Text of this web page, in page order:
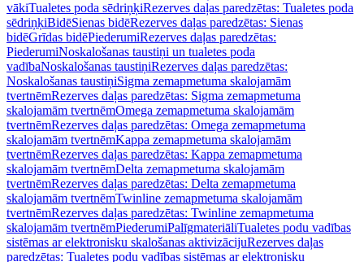
vākiTualetes poda sēdriņķiRezerves daļas paredzētas: Tualetes poda
sēdriņķiBidēSienas bidēRezerves daļas paredzētas: Sienas
bidēGrīdas bidēPiederumiRezerves daļas paredzētas:
PiederumiNoskalošanas taustiņi un tualetes poda
vadībaNoskalošanas taustiņiRezerves daļas paredzētas:
Noskalošanas taustiņiSigma zemapmetuma skalojamām
tvertnēmRezerves daļas paredzētas: Sigma zemapmetuma
skalojamām tvertnēmOmega zemapmetuma skalojamām
tvertnēmRezerves daļas paredzētas: Omega zemapmetuma
skalojamām tvertnēmKappa zemapmetuma skalojamām
tvertnēmRezerves daļas paredzētas: Kappa zemapmetuma
skalojamām tvertnēmDelta zemapmetuma skalojamām
tvertnēmRezerves daļas paredzētas: Delta zemapmetuma
skalojamām tvertnēmTwinline zemapmetuma skalojamām
tvertnēmRezerves daļas paredzētas: Twinline zemapmetuma
skalojamām tvertnēmPiederumiPalīgmateriāliTualetes podu vadības
sistēmas ar elektronisku skalošanas aktivizācijuRezerves daļas
paredzētas: Tualetes podu vadības sistēmas ar elektronisku